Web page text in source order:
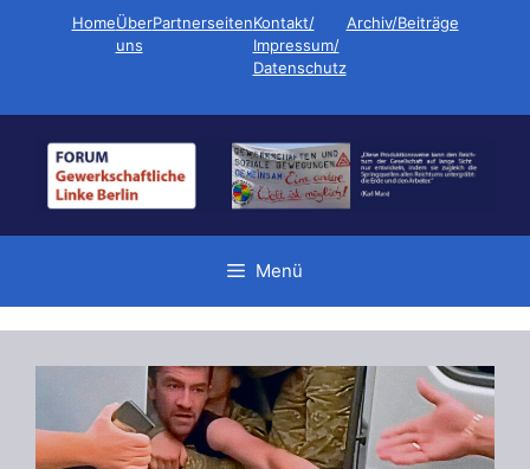
HomeÜber
uns
PartnerseitenKontakt/
Impressum/
Datenschutz
Archiv/Beiträge
Menü